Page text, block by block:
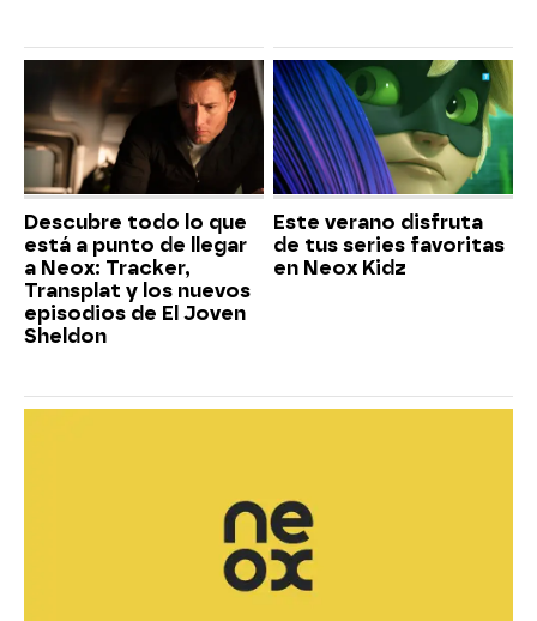
Descubre todo lo que
está a punto de llegar
a Neox: Tracker,
Transplat y los nuevos
episodios de El Joven
Sheldon
Este verano disfruta
de tus series favoritas
en Neox Kidz